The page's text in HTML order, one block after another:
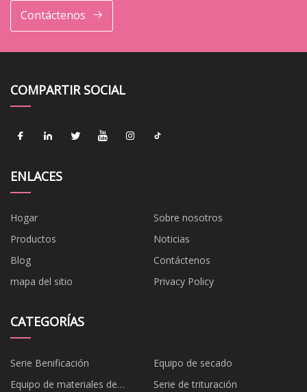
Contáctenos
COMPARTIR SOCIAL
ENLACES
Hogar
Sobre nosotros
Productos
Noticias
Blog
Contáctenos
mapa del sitio
Privacy Policy
CATEGORÍAS
Serie Benificación
Equipo de secado
Equipo de materiales de
Serie de trituración